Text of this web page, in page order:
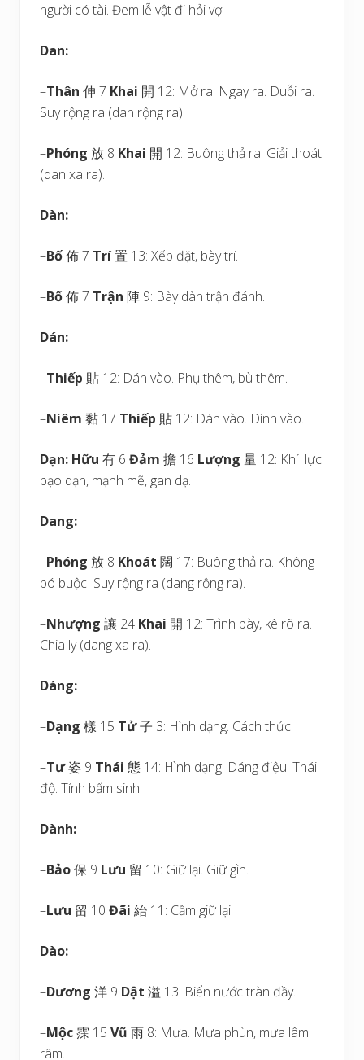
người có tài. Đem lễ vật đi hỏi vợ.
Dan:
–Thân 伸 7 Khai 開 12: Mở ra. Ngay ra. Duỗi ra.
Suy rộng ra (dan rộng ra).
–Phóng 放 8 Khai 開 12: Buông thả ra. Giải thoát
(dan xa ra).
Dàn:
–Bố佈 7 Trí置 13: Xếp đặt, bày trí.
–Bố佈 7 Trận 陣 9: Bày dàn trận đánh.
Dán:
–Thiếp 貼 12: Dán vào. Phụ thêm, bù thêm.
–Niêm 黏 17 Thiếp 貼 12: Dán vào. Dính vào.
Dạn: Hữu 有 6 Đảm 擔 16 Lượng 量 12: Khí lực
bạo dạn, mạnh mẽ, gan dạ.
Dang:
–Phóng 放 8 Khoát 闊 17: Buông thả ra. Không
bó buộc Suy rộng ra (dang rộng ra).
–Nhượng 讓 24 Khai 開 12: Trình bày, kê rõ ra.
Chia ly (dang xa ra).
Dáng:
–Dạng 樣 15 Tử子 3: Hình dạng. Cách thức.
–Tư姿 9 Thái 態 14: Hình dạng. Dáng điệu. Thái
độ. Tính bẩm sinh.
Dành:
–Bảo保 9 Lưu 留 10: Giữ lại. Giữ gìn.
–Lưu 留 10 Đãi 紿 11: Cầm giữ lại.
Dào:
–Dương 洋 9 Dật 溢 13: Biển nước tràn đầy.
–Mộc霂 15 Vũ 雨 8: Mưa. Mưa phùn, mưa lâm
râm.